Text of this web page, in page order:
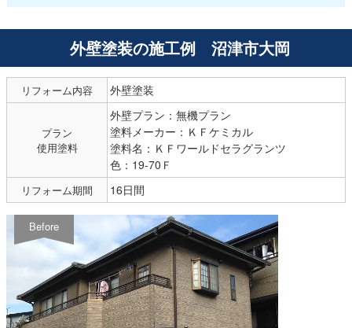
外壁塗装の施工例 沼津市大岡
リフォーム内容 外壁塗装
プラン
使用塗料
外壁プラン：無機プラン
塗料メーカー：ＫＦケミカル
塗料名：ＫＦワールドセラグランツ
色：19-70Ｆ
リフォーム期間 16日間
Before